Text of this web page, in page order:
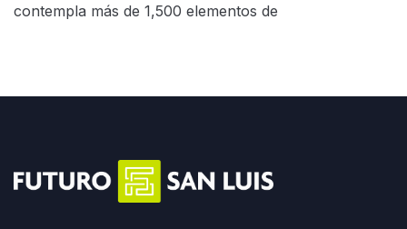
contempla más de 1,500 elementos de